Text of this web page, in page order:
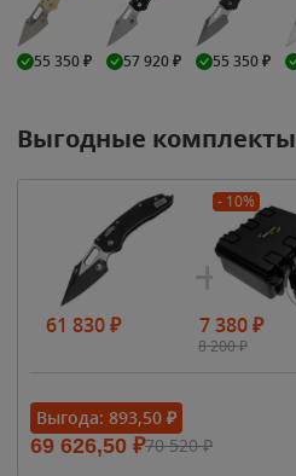
55 350₽ 57 920₽ 55 350₽
Выгодные комплекты
61 830₽
- 10%
7 380₽
8 200₽
Выгода: 893,50 ₽
69 626,50 ₽70 520₽